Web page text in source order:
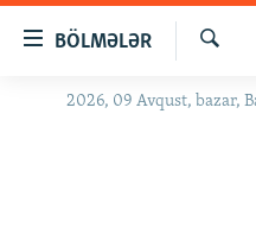
BÖLMƏLƏR
GÜNDƏM
Axtar
2026, 09 Avqust, bazar,